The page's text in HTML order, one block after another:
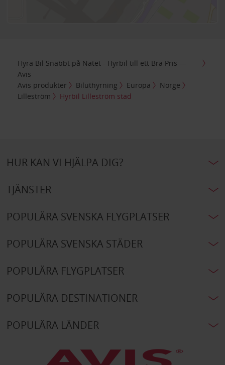
Hyra Bil Snabbt på Nätet - Hyrbil till ett Bra Pris —
Avis
Avis produkter
Biluthyrning Europa
Norge
Lilleström
Hyrbil Lilleström stad
HUR KAN VI HJÄLPA DIG?
TJÄNSTER
POPULÄRA SVENSKA FLYGPLATSER
POPULÄRA SVENSKA STÄDER
POPULÄRA FLYGPLATSER
POPULÄRA DESTINATIONER
POPULÄRA LÄNDER